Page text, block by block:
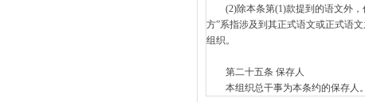
(2)除本条第(1)款提到的语文外，
方”系指涉及到其正式语文或正式语
组织。
第二十五条 保存人
本组织总干事为本条约的保存人。